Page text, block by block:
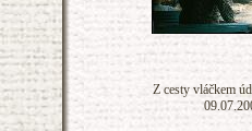
Z cesty vláčkem